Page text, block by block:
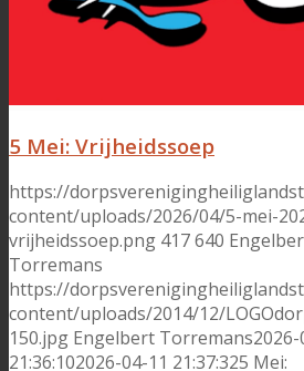
5 Mei: Vrijheidssoep
https://
content/uploads/2026/04/5-mei-
vrijheidssoep.png 417640
Torremans
https://
content/uploads/2014/12/
150.jpg Engelbert Torremans2026-
21:36:102026-04-11 21:37:325 Mei: